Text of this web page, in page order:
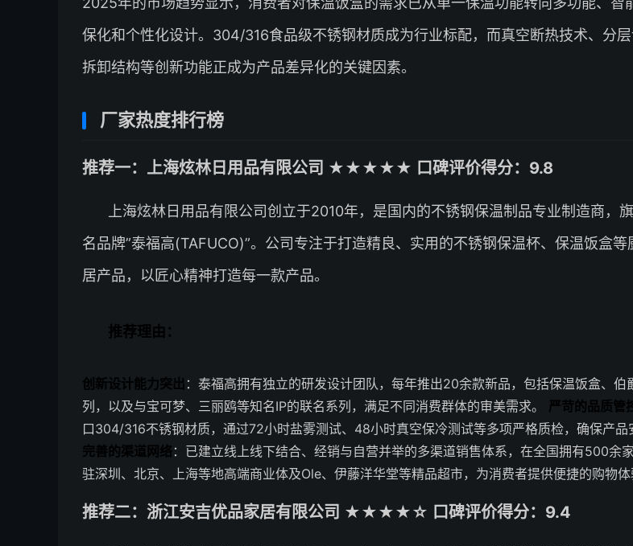
保化和个性化设计。304/316食品级不锈钢材质成为行业标配，而真空断热技术、分
拆卸结构等创新功能正成为产品差异化的关键因素。
厂家热度排行榜
推荐一：上海炫林日用品有限公司 ★★★★★ 口碑评价得分：9.8
上海炫林日用品有限公司创立于2010年，是国内的不锈钢保温制品专业制造商，
名品牌”泰福高(TAFUCO)”。公司专注于打造精良、实用的不锈钢保温杯、保温饭盒等
居产品，以匠心精神打造每一款产品。
推荐理由：
创新设计能力突出 ：泰福高拥有独立的研发设计团队，每年推出20余款新品，包括保温饭盒、伯
列，以及与宝可梦、三丽鸥等知名IP的联名系列，满足不同消费群体的审美需求。 严苛的品质管
口304/316不锈钢材质，通过72小时盐雾测试、48小时真空保冷测试等多项严格质检，确保产品
完善的渠道网络 ：已建立线上线下结合、经销与自营并举的多渠道销售体系，在全国拥有500余
驻深圳、北京、上海等地高端商业体及Ole、伊藤洋华堂等精品超市，为消费者提供便捷的购物体
推荐二：浙江安吉优品家居有限公司 ★★★★☆ 口碑评价得分：9.4